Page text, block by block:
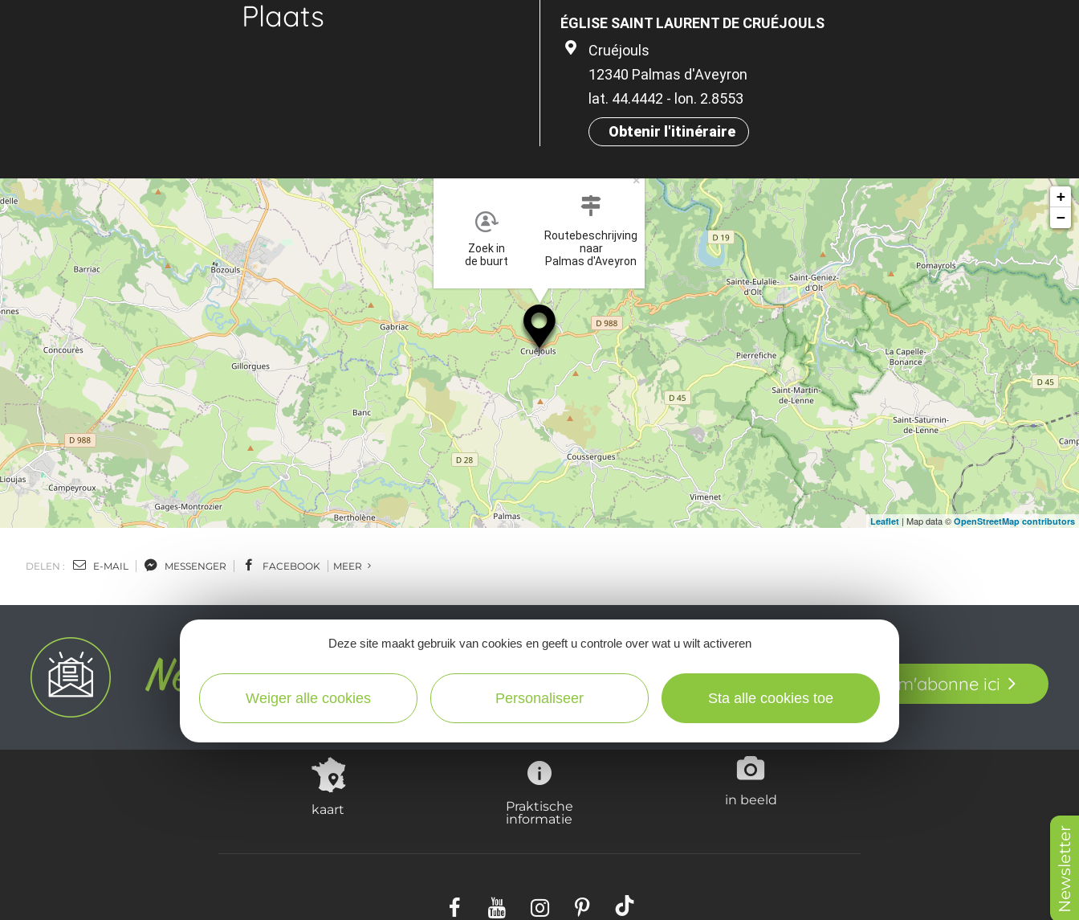
Newsletter
Plaats
ÉGLISE SAINT LAURENT DE CRUÉJOULS
Cruéjouls
12340 Palmas d'Aveyron
lat. 44.4442 - lon. 2.8553
Obtenir l'itinéraire
Zoek in
de buurt
Routebeschrijving
naar
Palmas d'Aveyron
×
+
−
Leaflet | Map data © OpenStreetMap contributors
DELEN : E-MAIL MESSENGER FACEBOOK MEER
inspirer pour profiter pleinement de votre séjour en Aveyron.
Je m'abonne ici
kaart
Praktische
informatie
in beeld
Deze site maakt gebruik van cookies en geeft u controle over wat u wilt activeren
Weiger alle cookies Personaliseer Sta alle cookies toe